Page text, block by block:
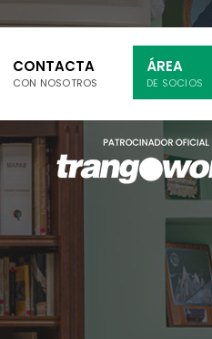
CONTACTA
CON NOSOTROS
ÁREA
DE SOCIOS